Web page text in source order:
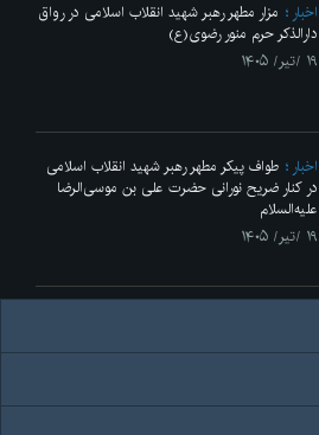
اخبار
مزار مطهر رهبر شهید انقلاب اسلامی در رواق
دارالذکر حرم منور رضوی(ع)
۱۹ /تیر/ ۱۴۰۵
اخبار
طواف پیکر مطهر رهبر شهید انقلاب اسلامی
در کنار ضریح نورانی حضرت علی‌ بن موسی‌الرضا
علیه‌السلام
۱۹ /تیر/ ۱۴۰۵